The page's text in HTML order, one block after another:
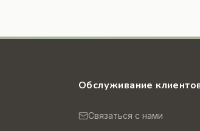
Обслуживание
Связаться с нами